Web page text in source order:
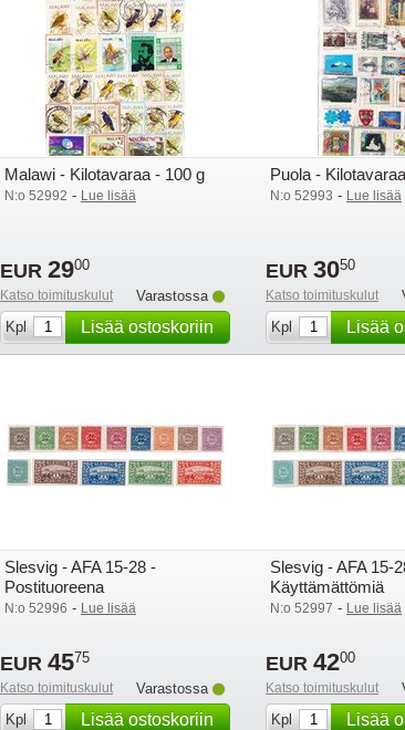
Malawi - Kilotavaraa - 100 g
N:o 52992 - Lue lisää
EUR 2900
Katso toimituskulut
Varastossa
Kpl
Lisää ostoskoriin
Puola -
N:o 52993 - Lue lisää
EUR 3050
Katso toimituskulut
Kpl
Lisää
Slesvig - AFA 15-28 -
Postituoreena
N:o 52996 - Lue lisää
EUR 4575
Katso toimituskulut
Varastossa
Kpl
Lisää ostoskoriin
Slesvig - AFA 15-
Käyttämättömiä
N:o 52997 - Lue lisää
EUR 4200
Katso toimituskulut
Kpl
Lisää